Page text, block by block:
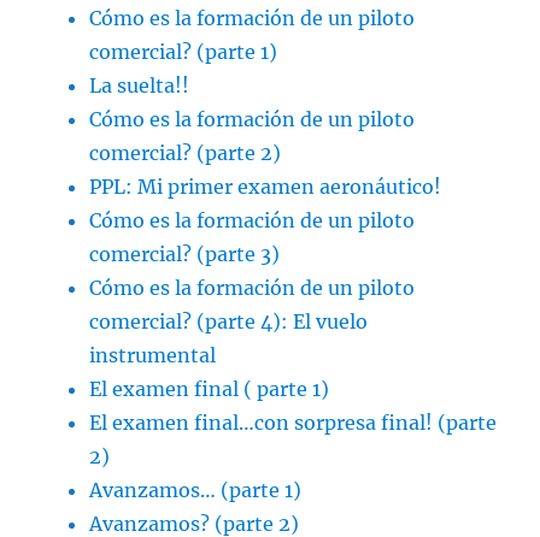
Cómo es la formación de un piloto
comercial? (parte 1)
La suelta!!
Cómo es la formación de un piloto
comercial? (parte 2)
PPL: Mi primer examen aeronáutico!
Cómo es la formación de un piloto
comercial? (parte 3)
Cómo es la formación de un piloto
comercial? (parte 4): El vuelo
instrumental
El examen final ( parte 1)
El examen final…con sorpresa final! (parte
2)
Avanzamos… (parte 1)
Avanzamos? (parte 2)